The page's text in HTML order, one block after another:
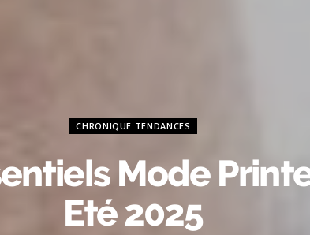
CHRONIQUE TENDANCES
Mode
Eté 2025